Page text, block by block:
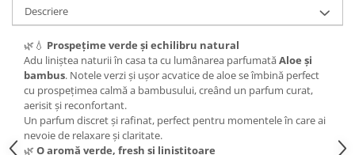
Descriere
🌿💧 Prospețime verde și echilibru natural
Adu liniștea naturii în casa ta cu lumânarea parfumatăAloe și
bambus. Notele verzi și ușor acvatice de aloe se îmbină perfect
cu prospețimea calmă a bambusului, creând un parfum curat,
aerisit și reconfortant.
Un parfum discret și rafinat, perfect pentru momentele în care ai
nevoie de relaxare și claritate.
🌿 O aromă verde, fresh și liniștitoare